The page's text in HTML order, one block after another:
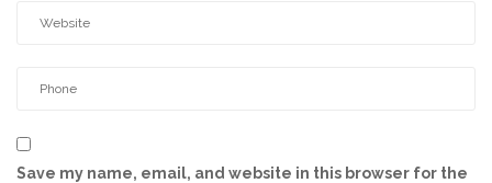
Save my name, email, and website in this browser for the